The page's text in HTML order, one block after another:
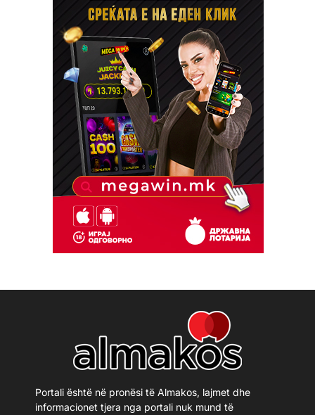
Portali është në pronësi të Almakos, lajmet dhe
informacionet tjera nga portali nuk mund të